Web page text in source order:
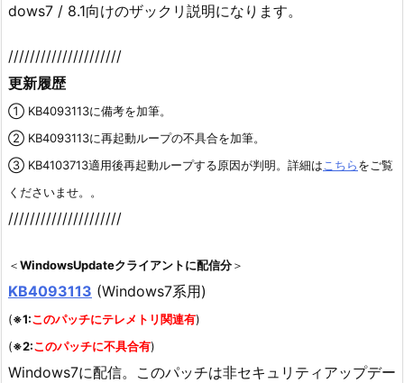
dows7 / 8.1向けのザックリ説明になります。
/////////////////////
更新履歴
① KB4093113に備考を加筆。
② KB4093113に再起動ループの不具合を加筆。
③ KB4103713適用後再起動ループする原因が判明。詳細はこちらをご覧
くださいませ。。
/////////////////////
＜WindowsUpdateクライアントに配信分＞
KB4093113 (Windows7系用)
(※1:このパッチにテレメトリ関連有)
(※2:このパッチに不具合有)
Windows7に配信。このパッチは非セキュリティアップデー